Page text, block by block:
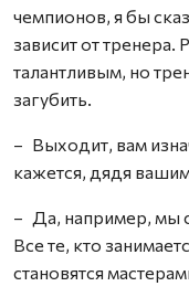
чемпионов, я бы
зависит от тренера.
талантливым, но
загубить.
– Выходит, вам
кажется, дядя
– Да, например, мы
Все те, кто
становятся